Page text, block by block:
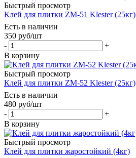
Быстрый просмотр
Клей для плитки ZM-51 Klester (25кг)
Есть в наличии
350 руб/шт
-
+
В корзину
Быстрый просмотр
Клей для плитки ZM-52 Klester (25кг)
Есть в наличии
480 руб/шт
-
+
В корзину
Быстрый просмотр
Клей для плитки жаростойкий (4кг)